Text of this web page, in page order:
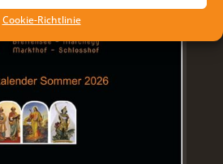
Cookie-Richtlinie